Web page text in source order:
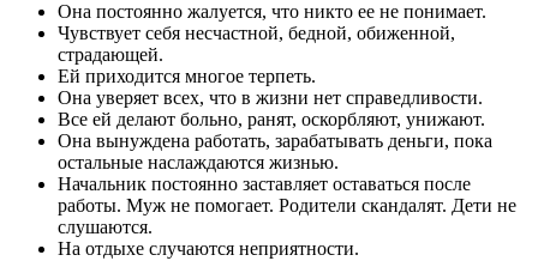
Она постоянно жалуется, что никто ее не понимает.
Чувствует себя несчастной, бедной, обиженной,
страдающей.
Ей приходится многое терпеть.
Она уверяет всех, что в жизни нет справедливости.
Все ей делают больно, ранят, оскорбляют, унижают.
Она вынуждена работать, зарабатывать деньги, пока
остальные наслаждаются жизнью.
Начальник постоянно заставляет оставаться после
работы. Муж не помогает. Родители скандалят. Дети не
слушаются.
На отдыхе случаются неприятности.